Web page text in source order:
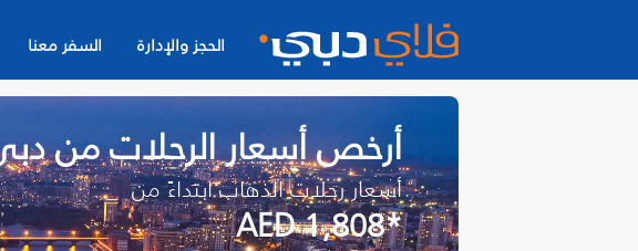
الحجز والإدارة السفر معنا
أرخص أسعار الرحلات من دبي
أسعار رحلات الذهاب ابتداءً من
*AED 1,808